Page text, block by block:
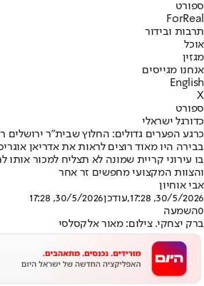
ספורט
ForReal
תרבות ובידור
אוכל
מגזין
אנחנו מגייסים
English
X
ספורט
כדורגל ישראלי
כרגע הפערים גדולים: החלוץ שבית"ר ירושלים
בבירה היו מאוד רוצים לראות את אדריאן
בו עירוני קריית שמונה לא תצליח למכור אותו
והצוות המקצועי מחפשים זר אחר
אבי אוחיון
30/5/2026, 17:28
,עודכן30/5/2026, 17:28
0השמעה
ברק יצחקי. צילום: מאור אלקסלסי